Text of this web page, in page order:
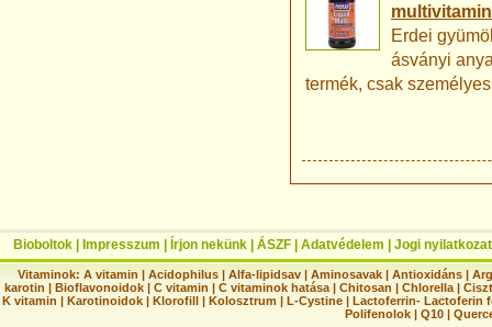
Erdei
ásványi
termék, csak
Bioboltok | Impresszum | Írjon nekünk | ÁSZF | Adatvédelem | Jogi nyilatkozat
Vitaminok: A vitamin |Acidophilus |Alfa-lipidsav |Aminosavak |Antioxidáns |
karotin | Bioflavonoidok | C vitamin | C vitaminok hatása | Chitosan | Chlorella |
K vitamin | Karotinoidok | Klorofill | Kolosztrum | L-Cystine | Lactoferrin- Lactoferin
Polifenolok |Q10 |